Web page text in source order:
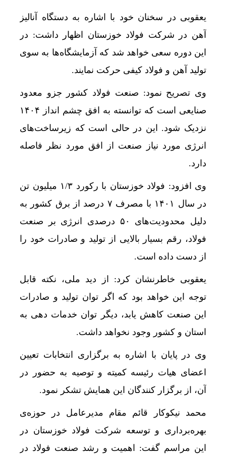
یعقوبی در سخنان خود با اشاره به دستگاه آنالیز
آهن در شرکت فولاد خوزستان اظهار داشت: در
این دوره سعی خواهد شد که آزمایشگاه‌ها به سوی
تولید آهن و فولاد کیفی حرکت نمایند.
وی تصریح نمود: صنعت فولاد کشور جزو معدود
صنایعی است که توانسته به افق چشم انداز ۱۴۰۴
نزدیک شود. این در حالی است که زیرساخت‌های
انرژی مورد نیاز صنعت از افق مورد نظر فاصله
دارد.
وی افزود: فولاد خوزستان با رکورد ۱/۳ میلیون تن
در سال ۱۴۰۱ با مصرف ۷ درصد از برق کشور به
دلیل محدودیت‌های ۵۰ درصدی انرژی بر صنعت
فولاد، رقم بسیار بالایی از تولید و صادرات خود را
از دست داده است.
یعقوبی خاطرنشان کرد: از دید ملی، نکته قابل
توجه این خواهد بود که اگر توان تولید و صادرات
این صنعت کاهش یابد، دیگر توان خدمات دهی به
استان و کشور وجود نخواهد داشت.
وی در پایان با اشاره به برگزاری انتخابات تعیین
اعضای هیات رئیسه کمیته و توصیه به حضور در
آن‌، از برگزار کنندگان این همایش تشکر نمود.
محمد نیکوکار قائم مقام مدیرعامل در حوزه‌ی
بهره‌برداری و توسعه شرکت فولاد خوزستان در
این مراسم گفت: اهمیت و رشد صنعت فولاد در